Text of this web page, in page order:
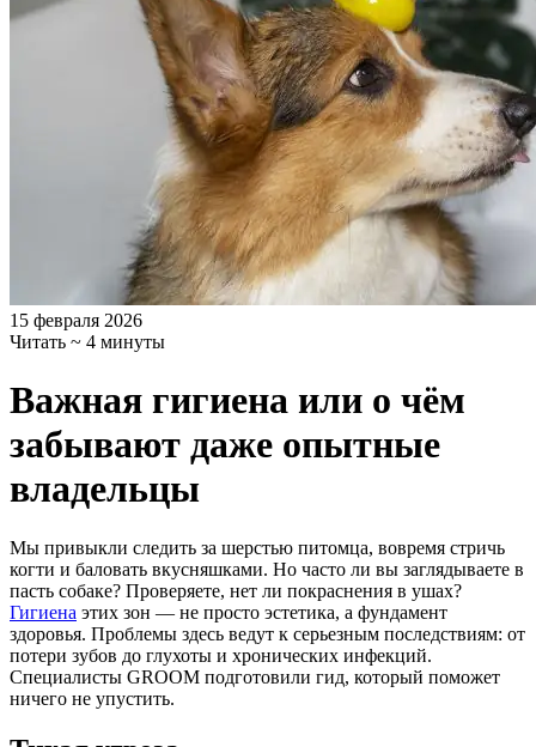
15 февраля 2026
Читать ~ 4 минуты
Важная гигиена или о чём
забывают даже опытные
владельцы
Мы привыкли следить за шерстью питомца, вовремя стричь
когти и баловать вкусняшками. Но часто ли вы заглядываете в
пасть собаке? Проверяете, нет ли покраснения в ушах?
Гигиена этих зон — не просто эстетика, а фундамент
здоровья. Проблемы здесь ведут к серьезным последствиям: от
потери зубов до глухоты и хронических инфекций.
Специалисты GROOM подготовили гид, который поможет
ничего не упустить.